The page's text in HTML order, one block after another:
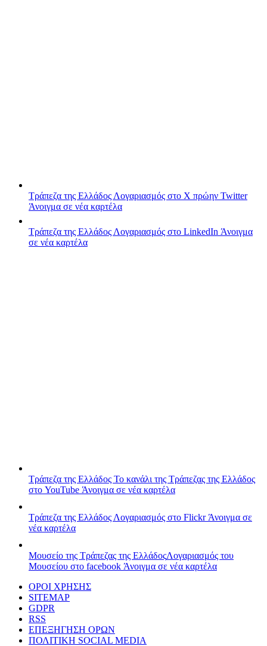
Τράπεζα της Ελλάδος Λογαριασμός στο X πρώην Twitter
Άνοιγμα σε νέα καρτέλα
Τράπεζα της Ελλάδος Λογαριασμός στο LinkedIn Άνοιγμα
σε νέα καρτέλα
Τράπεζα της Ελλάδος Το κανάλι της Τράπεζας της Ελλάδος
στο YouTube Άνοιγμα σε νέα καρτέλα
Τράπεζα της Ελλάδος Λογαριασμός στο FlickrΆνοιγμα σε
νέα καρτέλα
Μουσείο της Τράπεζας της ΕλλάδοςΛογαριασμός του
Μουσείου στο facebook Άνοιγμα σε νέα καρτέλα
ΟΡΟΙ ΧΡΗΣΗΣ
SITEMAP
GDPR
RSS
ΕΠΕΞΗΓΗΣΗ ΟΡΩΝ
ΠΟΛΙΤΙΚΗ SOCIAL MEDIA